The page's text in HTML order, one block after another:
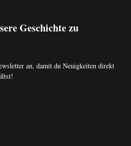
Geschichte zu
an, damit du Neuigkeiten direkt